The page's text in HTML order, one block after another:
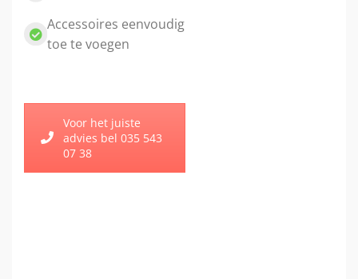
Accessoires eenvoudig
toe te voegen
Voor het juiste
advies bel 035 543
07 38